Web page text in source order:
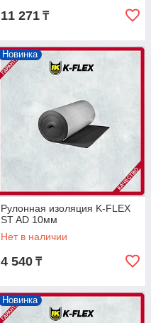
11 271 ₸
Новинка
Рулонная изоляция K-FLEX
ST AD 10мм
Нет в наличии
4 540 ₸
Новинка